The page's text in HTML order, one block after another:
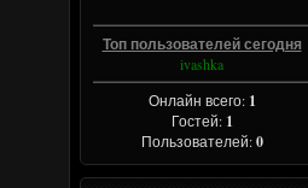
Топ пользователей сегодня
ivashka
Онлайн всего: 1
Гостей: 1
Пользователей:0